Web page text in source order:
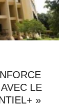
LE
»